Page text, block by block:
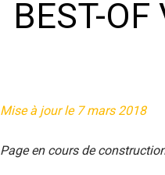
BEST-
Mise à jour le 7 mars 2018
Page en cours de